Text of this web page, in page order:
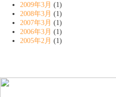
2009年3月 (1)
2008年3月 (1)
2007年3月 (1)
2006年3月 (1)
2005年2月 (1)